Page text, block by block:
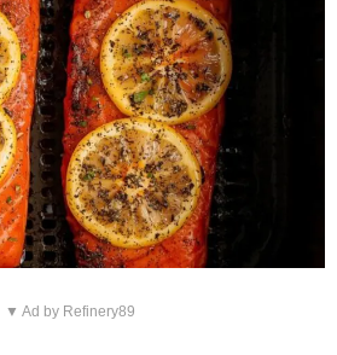
▼ Ad by Refinery89